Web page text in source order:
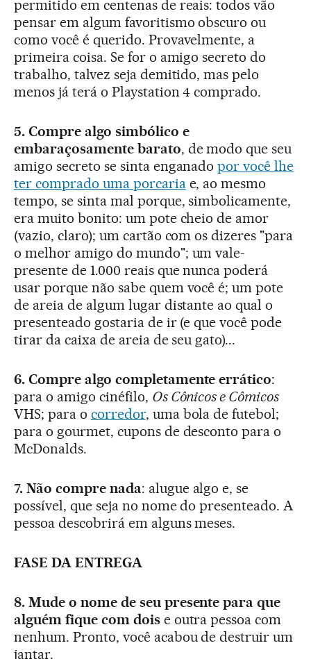
permitido em centenas de reais: todos vão
pensar em algum favoritismo obscuro ou
como você é querido. Provavelmente, a
primeira coisa. Se for o amigo secreto do
trabalho, talvez seja demitido, mas pelo
menos já terá o Playstation 4 comprado.
5. Compre algo simbólico e
embaraçosamente barato, de modo que seu
amigo secreto se sinta enganadopor você lhe
ter comprado uma porcariae, ao mesmo
tempo, se sinta mal porque, simbolicamente,
era muito bonito: um pote cheio de amor
(vazio, claro); um cartão com os dizeres "para
o melhor amigo do mundo"; um vale-
presente de 1.000 reais que nunca poderá
usar porque não sabe quem você é; um pote
de areia de algum lugar distante ao qual o
presenteado gostaria de ir (e que você pode
tirar da caixa de areia de seu gato)...
6. Compre algo completamente errático:
para o amigo cinéfilo, Os Cônicos e Cômicos
VHS; para o corredor, uma bola de futebol;
para o gourmet, cupons de desconto para o
McDonalds.
7. Não compre nada: alugue algo e, se
possível, que seja no nome do presenteado. A
pessoa descobrirá em alguns meses.
FASE DA ENTREGA
8. Mude o nome de seu presente para que
alguém fique com doise outra pessoa com
nenhum. Pronto, você acabou de destruir um
jantar.